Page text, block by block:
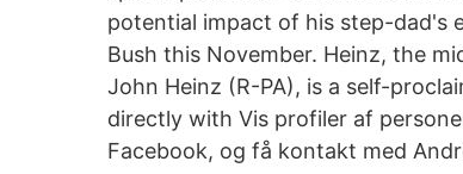
potential impact of his step-dad's
Bush this November. Heinz, the
John Heinz (R-PA), is a self-
directly with Vis profiler af
Facebook, og få kontakt med